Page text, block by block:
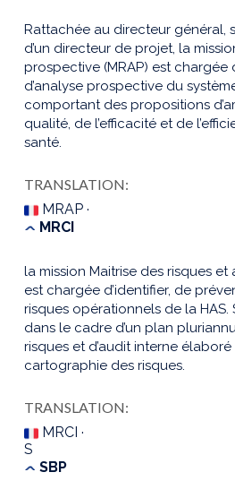
Rattachée au directeur général,
d’un directeur de projet, la
prospective (MRAP) est chargée
d’analyse prospective du
comportant des propositions
qualité, de l’efficacité et de
santé.
TRANSLATION:
MRAP ·
MRCI
la mission Maitrise des risques et
est chargée d’identifier, de
risques opérationnels de la HAS.
dans le cadre d’un plan
risques et d’audit interne
cartographie des risques.
TRANSLATION:
MRCI ·
S
SBP